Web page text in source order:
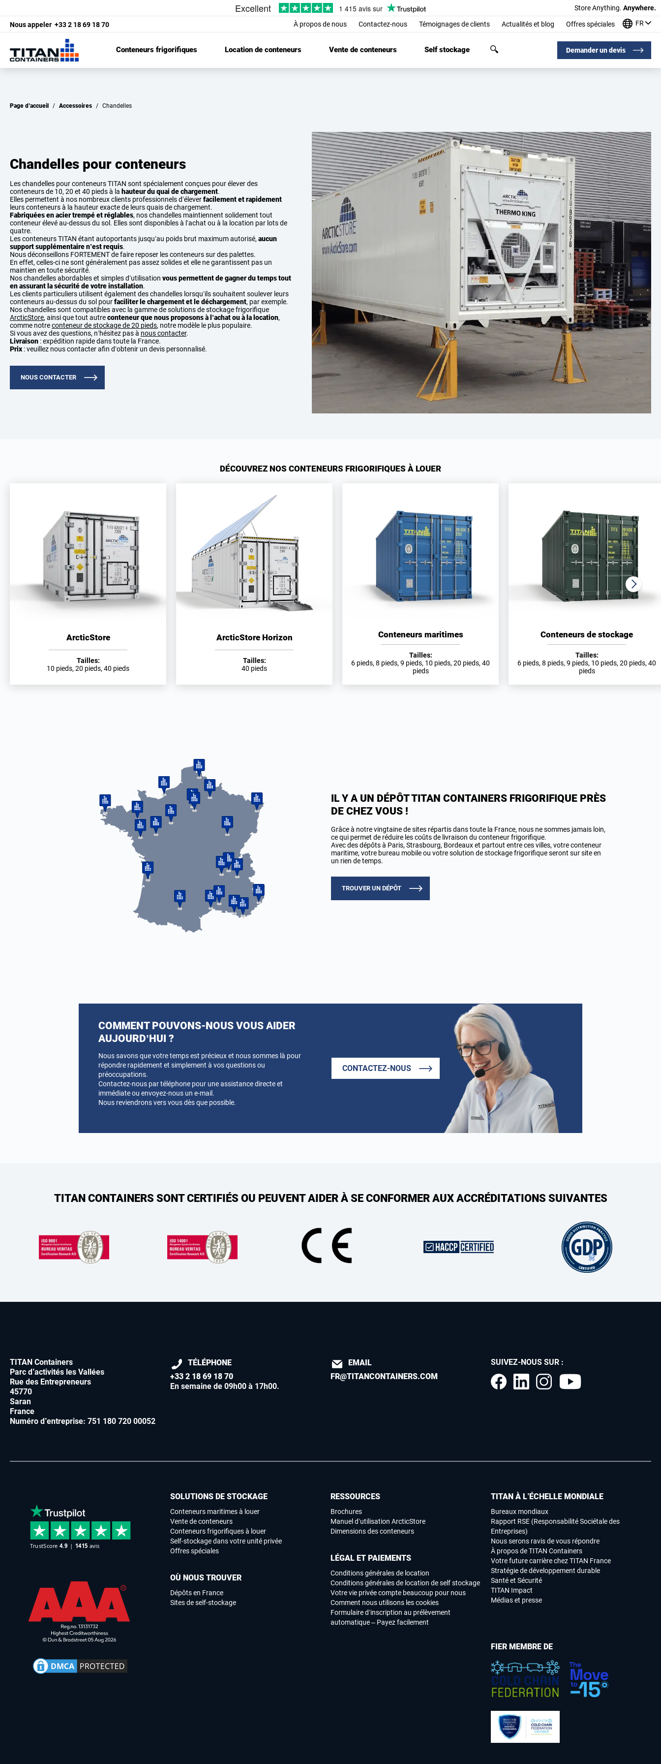
Store Anything. Anywhere.
Nous appeler +33 2 18 69 18 70 À propos de nous Contactez-nous Témoignages de clients Actualités et blog Offres spéciales FR
Conteneurs frigorifiques Location de conteneurs Vente de conteneurs Self stockage Demander un devis
Page d’accueil / Accessoires / Chandelles
Chandelles pour conteneurs
Les chandelles pour conteneurs TITAN sont spécialement conçues pour élever des
conteneurs de 10, 20 et 40 pieds à la hauteur du quai de chargement.
Elles permettent à nos nombreux clients professionnels d’éleverfacilement et rapidement
leurs conteneurs à la hauteur exacte de leurs quais de chargement.
Fabriquées en acier trempé et réglables, nos chandelles maintiennent solidement tout
conteneur élevé au-dessus du sol. Elles sont disponibles à l’achat ou à la location par lots de
quatre.
Les conteneurs TITAN étant autoportants jusqu’au poids brut maximum autorisé, aucun
support supplémentaire n’est requis.
Nous déconseillons FORTEMENT de faire reposer les conteneurs sur des palettes.
En effet, celles-ci ne sont généralement pas assez solides et elle ne garantissent pas un
maintien en toute sécurité.
Nos chandelles abordables et simples d’utilisation vous permettent de gagner du temps tout
en assurant la sécurité de votre installation.
Les clients particuliers utilisent également des chandelles lorsqu’ils souhaitent soulever leurs
conteneurs au-dessus du sol pourfaciliter le chargement et le déchargement, par exemple.
Nos chandelles sont compatibles avec la gamme de solutions de stockage frigorifique
ArcticStore, ainsi que tout autreconteneur que nous proposons à l’achat ou à la location,
comme notreconteneur de stockage de 20 pieds, notre modèle le plus populaire.
Si vous avez des questions, n’hésitez pas à nous contacter.
Livraison : expédition rapide dans toute la France.
Prix : veuillez nous contacter afin d’obtenir un devis personnalisé.
NOUS CONTACTER
DÉCOUVREZ NOS CONTENEURS FRIGORIFIQUES À LOUER
ArcticStore
Tailles:
10 pieds, 20 pieds, 40 pieds
ArcticStore Horizon
Tailles:
40 pieds
Conteneurs maritimes
Tailles:
6 pieds, 8 pieds, 9 pieds, 10 pieds, 20 pieds, 40
pieds
Conteneurs de stockage
Tailles:
6 pieds, 8 pieds, 9 pieds, 10 pieds, 20 pieds, 40
pieds
IL Y A UN DÉPÔT TITAN CONTAINERS FRIGORIFIQUE PRÈS
DE CHEZ VOUS !
Grâce à notre vingtaine de sites répartis dans toute la France, nous ne sommes jamais loin,
ce qui permet de réduire les coûts de livraison du conteneur frigorifique.
Avec des dépôts à Paris, Strasbourg, Bordeaux et partout entre ces villes, votre conteneur
maritime, votre bureau mobile ou votre solution de stockage frigorifique seront sur site en
un rien de temps.
TROUVER UN DÉPÔT
COMMENT POUVONS-NOUS VOUS AIDER
AUJOURD’HUI ?
Nous savons que votre temps est précieux et nous sommes là pour
répondre rapidement et simplement à vos questions ou
préoccupations.
Contactez-nous par téléphone pour une assistance directe et
immédiate ou envoyez-nous un e-mail.
Nous reviendrons vers vous dès que possible.
CONTACTEZ-NOUS
TITAN CONTAINERS SONT CERTIFIÉS OU PEUVENT AIDER À SE CONFORMER AUX ACCRÉDITATIONS SUIVANTES
TITAN Containers
Parc d’activités les Vallées
Rue des Entrepreneurs
45770
Saran
France
Numéro d’entreprise: 751 180 720 00052
TÉLÉPHONE
+33 2 18 69 18 70
En semaine de 09h00 à 17h00.
EMAIL
FR@TITANCONTAINERS.COM
SUIVEZ-NOUS SUR :
SOLUTIONS DE STOCKAGE
Conteneurs maritimes à louer
Vente de conteneurs
Conteneurs frigorifiques à louer
Self-stockage dans votre unité privée
Offres spéciales
OÙ NOUS TROUVER
Dépôts en France
Sites de self-stockage
TITAN À L’ÉCHELLE MONDIALE
Bureaux mondiaux
Rapport RSE (Responsabilité Sociétale des
Entreprises)
Nous serons ravis de vous répondre
À propos de TITAN Containers
Votre future carrière chez TITAN France
Stratégie de développement durable
Santé et Sécurité
TITAN Impact
Médias et presse
RESSOURCES
Brochures
Manuel d’utilisation ArcticStore
Dimensions des conteneurs
LÉGAL ET PAIEMENTS
Conditions générales de location
Conditions générales de location de self stockage
Votre vie privée compte beaucoup pour nous
Comment nous utilisons les cookies
Formulaire d’inscription au prélèvement
automatique – Payez facilement
FIER MEMBRE DE